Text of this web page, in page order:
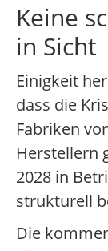
Keine
in Sicht
Einigkeit
dass die
Fabriken
Herstellern
2028 in
strukturell
Die